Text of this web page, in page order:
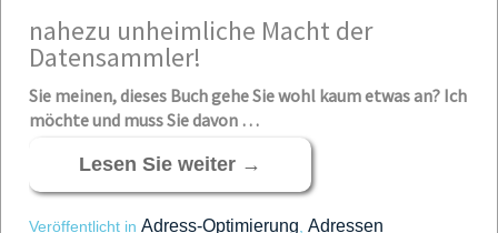
nahezu unheimliche Macht der
Datensammler!
Sie meinen, dieses Buch gehe Sie wohl kaum etwas an? Ich
möchte und muss Sie davon …
Lesen Sie weiter →
Veröffentlicht in Adress-Optimierung Adressen